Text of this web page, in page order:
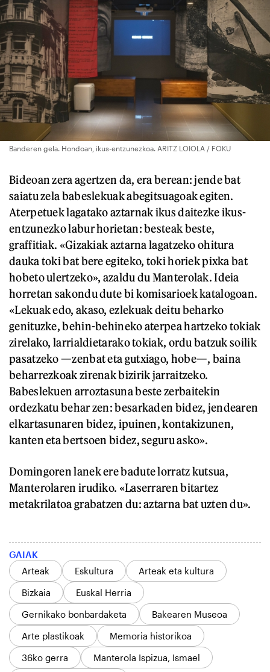
Banderen gela. Hondoan, ikus-entzunezkoa. ARITZ LOIOLA / FOKU
Bideoan zera agertzen da, era berean: jende bat
saiatu zela babeslekuak abegitsuagoak egiten.
Aterpetuek lagatako aztarnak ikus daitezke ikus-
entzunezko labur horietan: besteak beste,
graffitiak. «Gizakiak aztarna lagatzeko ohitura
dauka toki bat bere egiteko, toki horiek pixka bat
hobeto ulertzeko», azaldu du Manterolak. Ideia
horretan sakondu dute bi komisarioek katalogoan.
«Lekuak edo, akaso, ezlekuak deitu beharko
genituzke, behin-behineko aterpea hartzeko tokiak
zirelako, larrialdietarako tokiak, ordu batzuk soilik
pasatzeko —zenbat eta gutxiago, hobe—, baina
beharrezkoak zirenak bizirik jarraitzeko.
Babeslekuen arroztasuna beste zerbaitekin
ordezkatu behar zen: besarkaden bidez, jendearen
elkartasunaren bidez, ipuinen, kontakizunen,
kanten eta bertsoen bidez, seguru asko».
Domingoren lanek ere badute lorratz kutsua,
Manterolaren irudiko. «Laserraren bitartez
metakrilatoa grabatzen du: aztarna bat uzten du».
GAIAK
Arteak
Eskultura
Arteak eta kultura
Bizkaia
Euskal Herria
Gernikako bonbardaketa
Bakearen Museoa
Arte plastikoak
Memoria historikoa
36ko gerra
Manterola Ispizua, Ismael